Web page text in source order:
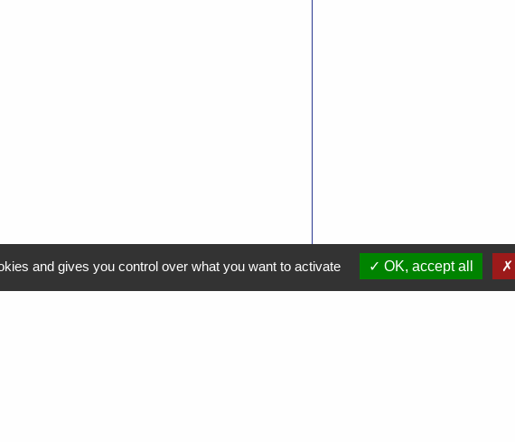
and gives you control over what you want to activate OK, accept all